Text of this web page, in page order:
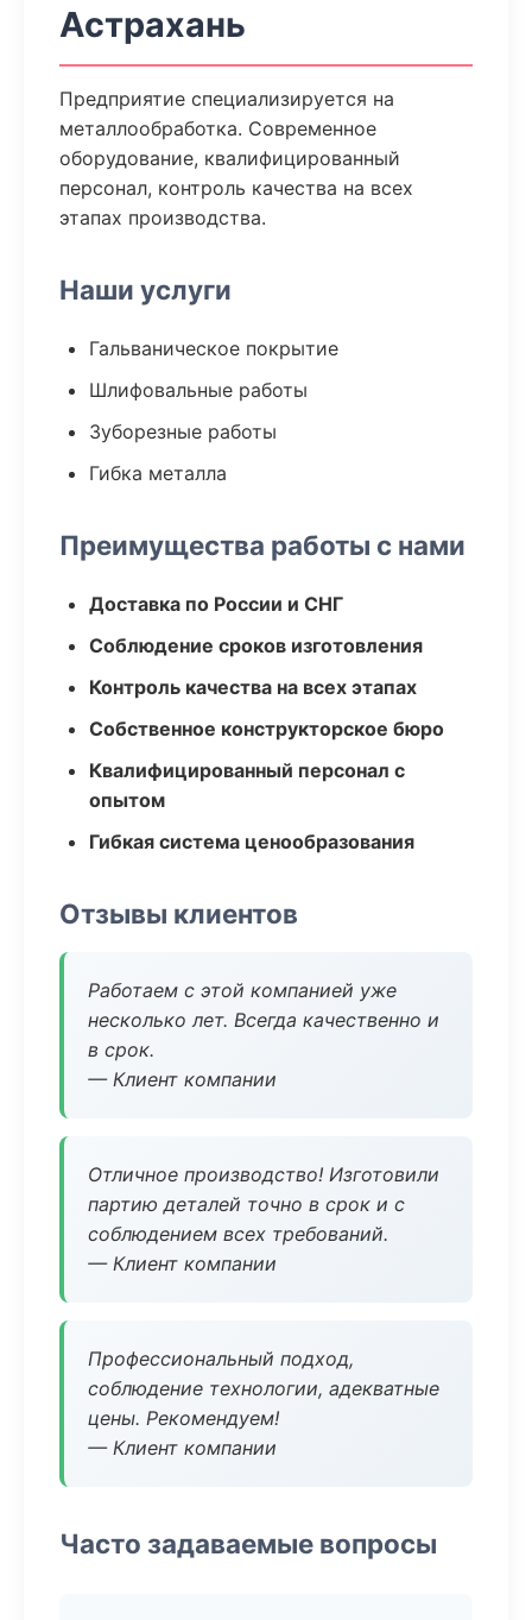
Астрахань
Предприятие специализируется на
металлообработка. Современное
оборудование, квалифицированный
персонал, контроль качества на всех
этапах производства.
Наши услуги
Гальваническое покрытие
Шлифовальные работы
Зуборезные работы
Гибка металла
Преимущества работы с нами
Доставка по России и СНГ
Соблюдение сроков изготовления
Контроль качества на всех этапах
Собственное конструкторское бюро
Квалифицированный персонал с
опытом
Гибкая система ценообразования
Отзывы клиентов
Работаем с этой компанией уже
несколько лет. Всегда качественно и
в срок.
— Клиент компании
Отличное производство! Изготовили
партию деталей точно в срок и с
соблюдением всех требований.
— Клиент компании
Профессиональный подход,
соблюдение технологии, адекватные
цены. Рекомендуем!
— Клиент компании
Часто задаваемые вопросы